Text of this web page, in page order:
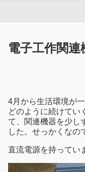
電子工作関連
4月から生活環境が
どのように続けてい
て、関連機器を少し
した。せっかくなの
直流電源を持ってい